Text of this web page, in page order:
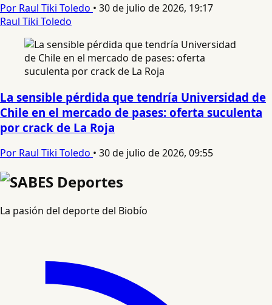
Por Raul Tiki Toledo • 30 de julio de 2026, 19:17
Raul Tiki Toledo
La sensible pérdida que tendría Universidad de
Chile en el mercado de pases: oferta suculenta
por crack de La Roja
Por Raul Tiki Toledo • 30 de julio de 2026, 09:55
La pasión del deporte del Biobío